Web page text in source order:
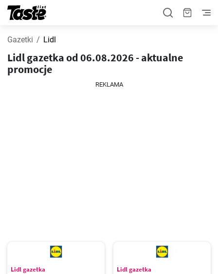
Gazetki Lidl
Lidl gazetka od 06.08.2026 - aktualne
promocje
REKLAMA
Lidl gazetka Lidl gazetka